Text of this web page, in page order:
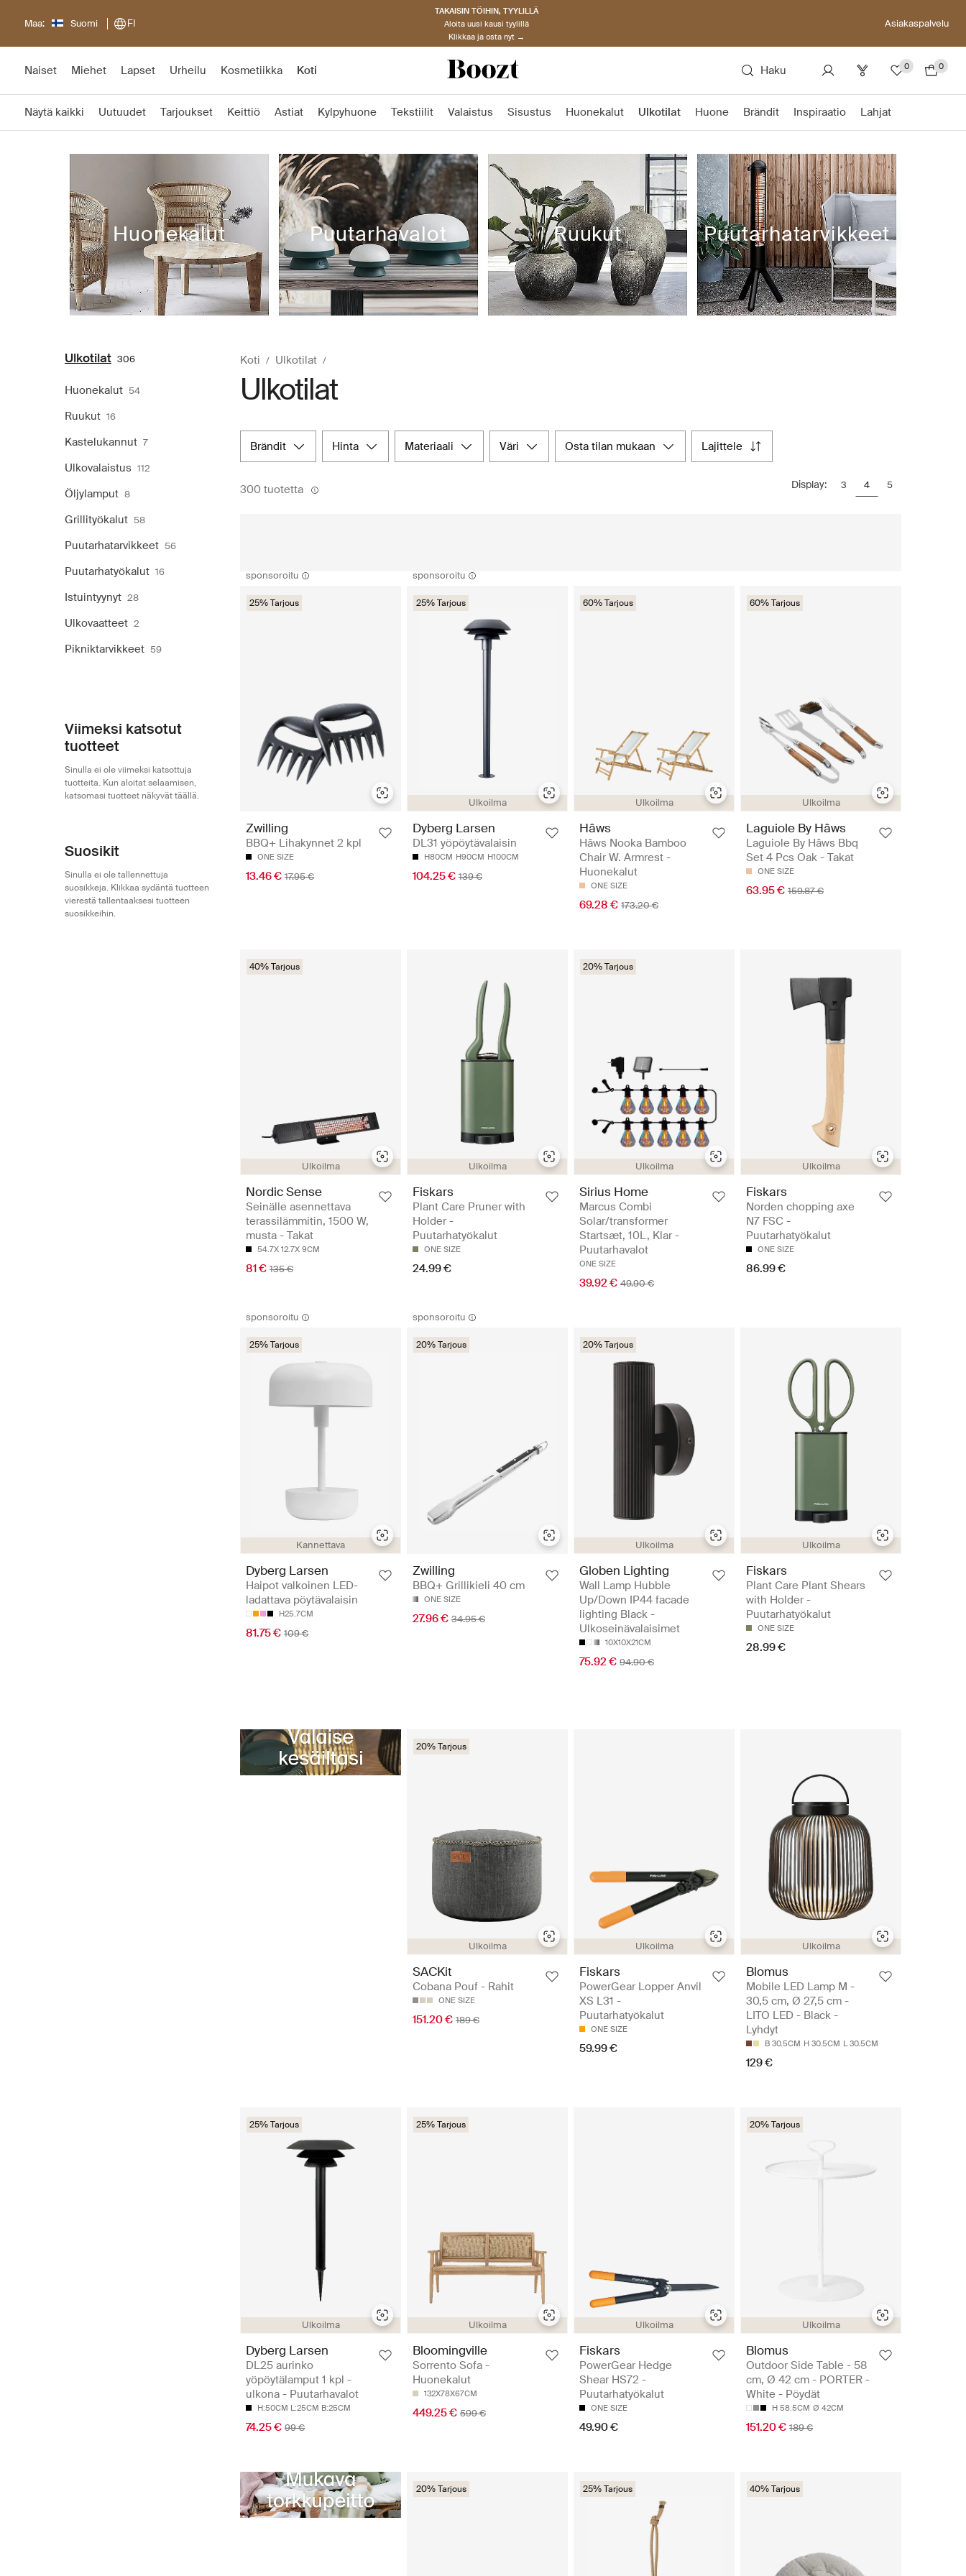
Maa: Suomi FI
TAKAISIN TÖIHIN, TYYLILLÄ
Aloita uusi kausi tyylillä
Klikkaa ja osta nyt →
Asiakaspalvelu
Naiset Miehet Lapset Urheilu Kosmetiikka Koti Haku 0 0
Näytä kaikki Uutuudet Tarjoukset Keittiö Astiat Kylpyhuone Tekstiilit Valaistus Sisustus Huonekalut Ulkotilat Huone Brändit Inspiraatio Lahjat
Huonekalut Puutarhavalot Ruukut Puutarhatarvikkeet
Ulkotilat 306
Huonekalut 54
Ruukut 16
Kastelukannut 7
Ulkovalaistus 112
Öljylamput 8
Grillityökalut 58
Puutarhatarvikkeet 56
Puutarhatyökalut 16
Istuintyynyt 28
Ulkovaatteet 2
Pikniktarvikkeet 59
Viimeksi katsotut
tuotteet
Sinulla ei ole viimeksi katsottuja
tuotteita. Kun aloitat selaamisen,
katsomasi tuotteet näkyvät täällä.
Suosikit
Sinulla ei ole tallennettuja
suosikkeja. Klikkaa sydäntä tuotteen
vierestä tallentaaksesi tuotteen
suosikkeihin.
Koti Ulkotilat
Ulkotilat
brändit hinta materiaali väri osta tilan mukaan lajittele
300 tuotetta Display: 3 4 5
sponsoroitu
25% Tarjous
Zwilling
BBQ+ Lihakynnet 2 kpl
ONE SIZE
13.46 € 17.95 €
sponsoroitu
Ulkoilma
25% Tarjous
Dyberg Larsen
DL31 yöpöytävalaisin
H80CM H90CM H100CM
104.25 € 139 €
Ulkoilma
60% Tarjous
Hâws
Hâws Nooka Bamboo
Chair W. Armrest -
Huonekalut
ONE SIZE
69.28 € 173.20 €
Ulkoilma
60% Tarjous
Laguiole By Hâws
Laguiole By Hâws Bbq
Set 4 Pcs Oak - Takat
ONE SIZE
63.95 € 159.87 €
Ulkoilma
40% Tarjous
Nordic Sense
Seinälle asennettava
terassilämmitin, 1500 W,
musta - Takat
54.7X 12.7X 9CM
81 € 135 €
Ulkoilma
Fiskars
Plant Care Pruner with
Holder -
Puutarhatyökalut
ONE SIZE
24.99 €
Ulkoilma
20% Tarjous
Sirius Home
Marcus Combi
Solar/transformer
Startsæt, 10L, Klar -
Puutarhavalot
ONE SIZE
39.92 € 49.90 €
Ulkoilma
Fiskars
Norden chopping axe
N7 FSC -
Puutarhatyökalut
ONE SIZE
86.99 €
sponsoroitu
Kannettava
25% Tarjous
Dyberg Larsen
Haipot valkoinen LED-
ladattava pöytävalaisin
H25.7CM
81.75 € 109 €
sponsoroitu
20% Tarjous
Zwilling
BBQ+ Grillikieli 40 cm
ONE SIZE
27.96 € 34.95 €
Ulkoilma
20% Tarjous
Globen Lighting
Wall Lamp Hubble
Up/Down IP44 facade
lighting Black -
Ulkoseinävalaisimet
10X10X21CM
75.92 € 94.90 €
Ulkoilma
Fiskars
Plant Care Plant Shears
with Holder -
Puutarhatyökalut
ONE SIZE
28.99 €
Ulkoilma
20% Tarjous
SACKit
Cobana Pouf - Rahit
ONE SIZE
151.20 € 189 €
Ulkoilma
Fiskars
PowerGear Lopper Anvil
XS L31 -
Puutarhatyökalut
ONE SIZE
59.99 €
Ulkoilma
Blomus
Mobile LED Lamp M -
30,5 cm, Ø 27,5 cm -
LITO LED - Black -
Lyhdyt
B 30.5CM H 30.5CM L 30.5CM
129 €
Ulkoilma
25% Tarjous
Dyberg Larsen
DL25 aurinko
yöpöytälamput 1 kpl -
ulkona - Puutarhavalot
H:50CM L:25CM B:25CM
74.25 € 99 €
Ulkoilma
25% Tarjous
Bloomingville
Sorrento Sofa -
Huonekalut
132X78X67CM
449.25 € 599 €
Ulkoilma
Fiskars
PowerGear Hedge
Shear HS72 -
Puutarhatyökalut
ONE SIZE
49.90 €
Ulkoilma
20% Tarjous
Blomus
Outdoor Side Table - 58
cm, Ø 42 cm - PORTER -
White - Pöydät
H 58.5CM Ø 42CM
151.20 € 189 €
20% Tarjous 25% Tarjous 40% Tarjous